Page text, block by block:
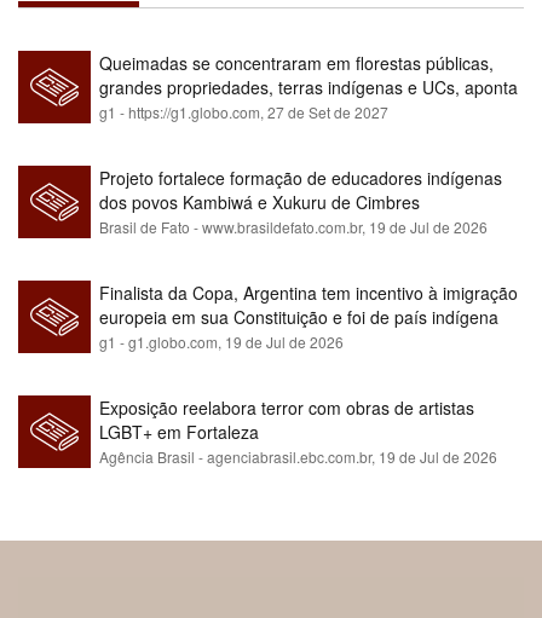
Queimadas se concentraram em florestas públicas,
grandes propriedades, terras indígenas e UCs, aponta
relatório
g1 - https://g1.globo.com,27 de Set de 2027
Projeto fortalece formação de educadores indígenas
dos povos Kambiwá e Xukuru de Cimbres
Brasil de Fato - www.brasildefato.com.br, 19 de Jul de 2026
Finalista da Copa, Argentina tem incentivo à imigração
europeia em sua Constituição e foi de país indígena
para maioria branca
g1 - g1.globo.com, 19 de Jul de 2026
Exposição reelabora terror com obras de artistas
LGBT+ em Fortaleza
Agência Brasil - agenciabrasil.ebc.com.br, 19 de Jul de 2026